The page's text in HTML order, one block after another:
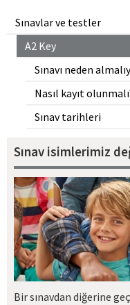
Sınavlar ve testler
A2 Key
Sınavı neden
Nasıl kayıt
Sınav tarihleri
Sınav isimlerimiz
Bir sınavdan diğerine